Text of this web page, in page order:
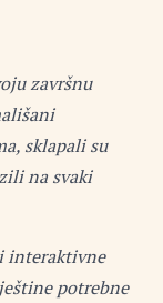
završnu
sklapali su
na svaki
interaktivne
potrebne